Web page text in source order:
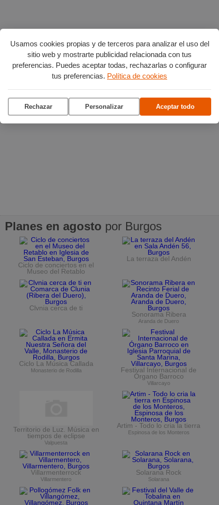
Usamos cookies propias y de terceros para analizar el uso del
sitio web y mostrarte publicidad relacionada con tus
preferencias. Puedes aceptar todas, rechazarlas o configurar
tus preferencias. Política de cookies
Rechazar Personalizar Aceptar todo
Planes en agosto por Burgos
Ciclo de conciertos en el
Museo del Retablo
La terraza del Andén
Clvnia cerca de ti
Sonorama Ribera
Aranda de Duero
Ciclo La Música Callada
Monasterio de Rodilla
Festival Internacional de
Órgano Barroco
Villarcayo
Territorio de Luz. Música en
tiempos de eclipse
Valpuesta
Artim - Todo lo cria la tierra
Espinosa de los Monteros
Villarmenterrock
Villarmentero
Solarana Rock
Solarana